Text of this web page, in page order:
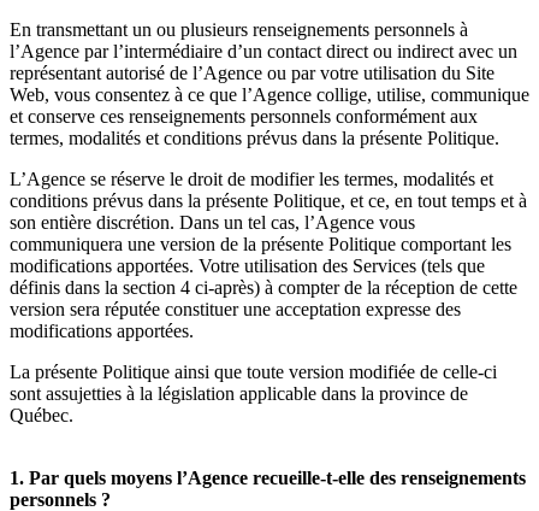
En transmettant un ou plusieurs renseignements personnels à
l’Agence par l’intermédiaire d’un contact direct ou indirect avec un
représentant autorisé de l’Agence ou par votre utilisation du Site
Web, vous consentez à ce que l’Agence collige, utilise, communique
et conserve ces renseignements personnels conformément aux
termes, modalités et conditions prévus dans la présente Politique.
L’Agence se réserve le droit de modifier les termes, modalités et
conditions prévus dans la présente Politique, et ce, en tout temps et à
son entière discrétion. Dans un tel cas, l’Agence vous
communiquera une version de la présente Politique comportant les
modifications apportées. Votre utilisation des Services (tels que
définis dans la section 4 ci-après) à compter de la réception de cette
version sera réputée constituer une acceptation expresse des
modifications apportées.
La présente Politique ainsi que toute version modifiée de celle-ci
sont assujetties à la législation applicable dans la province de
Québec.
1. Par quels moyens l’Agence recueille-t-elle des renseignements
personnels ?